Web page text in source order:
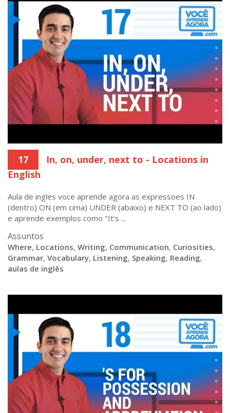
17
In, on, under, next to - Locations in
English
Aula de ingles voce aprende agora as expressoes IN
(dentro) ON (em cima) UNDER (abaixo) e NEXT TO (ao lado)
e aprende exemplos como "It's ...
Assuntos
Where, Locations, Writing, Communication, Curiosities,
Grammar, Vocabulary, Listening, Speaking, Reading,
aulas de inglês